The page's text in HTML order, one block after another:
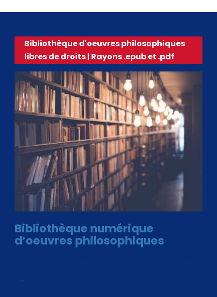
Bibliothèque d'oeuvres philosophiques
libres de droits | Rayons .epub et .pdf
Bibliothèque numérique
d’oeuvres philosophiques
…